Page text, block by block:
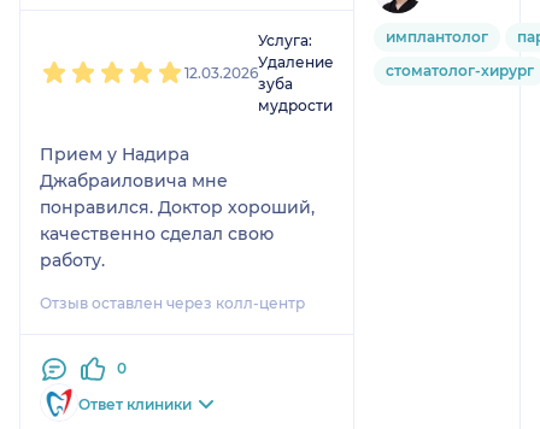
12.03.2026
Услуга:
Удаление
зуба
мудрости
Прием у Надира
Джабраиловича мне
понравился. Доктор хороший,
качественно сделал свою
работу.
Отзыв оставлен через колл-центр
0
Ответ клиники
имплантолог
стоматолог-хирург